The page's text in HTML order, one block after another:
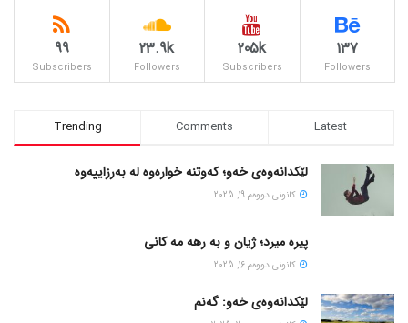
137
Followers
205k
Subscribers
23.9k
Followers
99
Subscribers
Trending Comments Latest
لێکدانەوەی خەو؛ کەوتنە خوارەوە لە بەرزاییەوە
كانونی دووه‌م 19, 2025
پیره میرد؛ ژیان و به رهه مه کانی
كانونی دووه‌م 16, 2025
لێکدانەوەی خەو: گەنم